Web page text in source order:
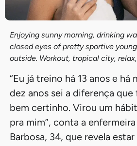
Enjoying sunny morning, drinking
closed eyes of pretty sportive
outside. Workout, tropical city,
“Eu já treino há 13 anos e há
dez anos sei a diferença que
bem certinho. Virou um
pra mim”, conta a
Barbosa, 34, que revela